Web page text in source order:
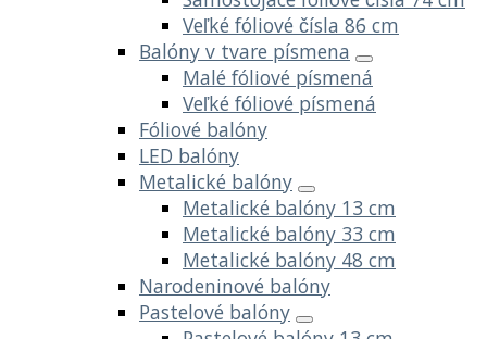
Veľké fóliové čísla 86 cm
Balóny v tvare písmena
Malé fóliové písmená
Veľké fóliové písmená
Fóliové balóny
LED balóny
Metalické balóny
Metalické balóny 13 cm
Metalické balóny 33 cm
Metalické balóny 48 cm
Narodeninové balóny
Pastelové balóny